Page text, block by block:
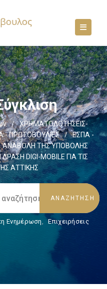
/
ΧΡΗΜΑΤΟΔΟΤΗΣΕΙΣ-
ΠΡΩΤΟΒΟΥΛΙΕΣ /
ΕΣΠΑ -
ΑΝΑΒΟΛΗ ΤΗΣ ΥΠΟΒΟΛΗΣ
DIGI-MOBILE ΓΙΑ ΤΙΣ
ΑΤΤΙΚΗΣ
Ενημέρωση, Επιχειρήσεις